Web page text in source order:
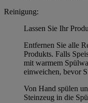
Reinigung:
Lassen Sie Ihr
Entfernen Sie alle
Produkts. Falls
mit warmem
einweichen, bevor
Von Hand spülen
Steinzeug in die